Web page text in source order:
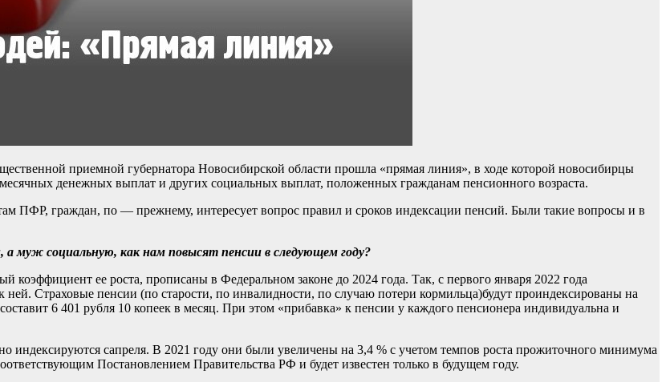
приемной губернатора Новосибирской области прошла «прямая линия», в ходе которой новосибирцы
денежных выплат и других социальных выплат, положенных гражданам пенсионного возраста.
ПФР, граждан, по — прежнему, интересует вопрос правил и сроков индексации пенсий. Были такие вопросы и в
социальную, как нам повысят пенсии в следующем году?
ее роста, прописаны в Федеральном законе до 2024 года. Так, с первого января 2022 года
Страховые пенсии (по старости, по инвалидности, по случаю потери кормильца)будут проиндексированы на
6 401 рубля 10 копеек в месяц. При этом «прибавка» к пенсии у каждого пенсионера индивидуальна и
индексируются сапреля. В 2021 году они были увеличены на 3,4 % с учетом темпов роста прожиточного минимума
Постановлением Правительства РФ и будет известен только в будущем году.